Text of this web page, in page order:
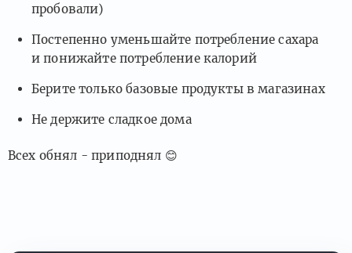
пробовали)
Постепенно уменьшайте потребление сахара
и понижайте потребление калорий
Берите только базовые продукты в магазинах
Не держите сладкое дома
Всех обнял - приподнял 😊